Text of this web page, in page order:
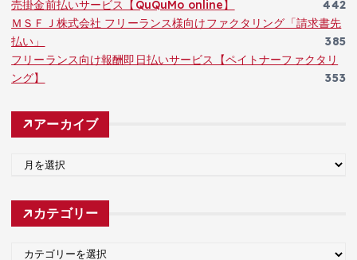
売掛金前払いサービス【QuQuMo online】
442
ＭＳＦＪ株式会社 フリーランス様向けファクタリング「請求書先
払い」
385
フリーランス向け報酬即日払いサービス【ペイトナーファクタリ
ング】
353
アーカイブ
カ
カテゴリー